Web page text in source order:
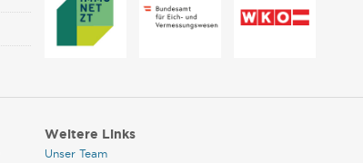
Weitere Links
Unser Team